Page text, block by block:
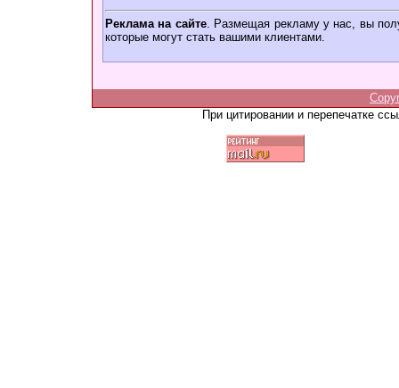
Реклама на сайте. Размещая рекламу у нас, вы
которые могут стать вашими клиентами.
При цитировании и перепечатке